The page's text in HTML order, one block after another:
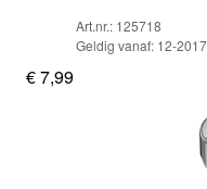
Art.nr.: 125718
Geldig vanaf: 12-2017
€ 7,99